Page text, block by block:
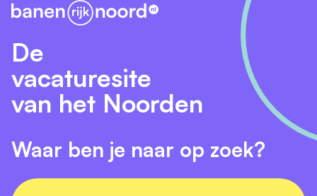
Logistieke bijbanen Groningen
Zorg bijbanen Groningen
De
vacaturesite
van het Noorden
Waar ben je naar op zoek?